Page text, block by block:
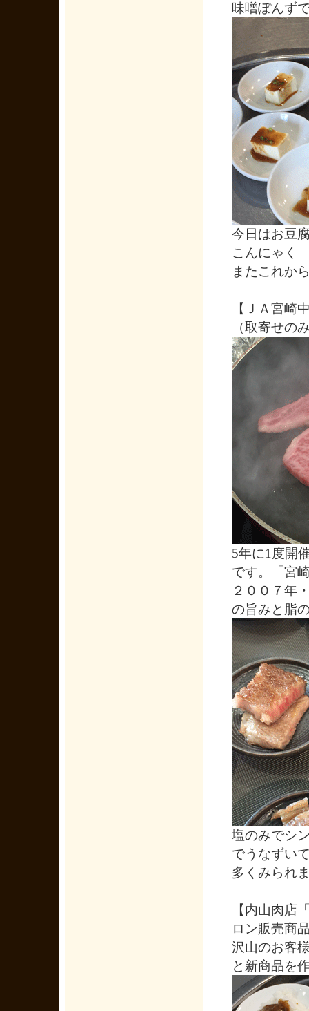
味噌ぽんず
今日はお豆
こんにゃく
またこれか
【ＪＡ宮崎
（取寄せ
5年に1度開
です。「宮
２００７年
の旨みと脂
塩のみでシ
でうなずい
多くみられ
【内山肉店
ロン販売商
沢山のお客
と新商品を